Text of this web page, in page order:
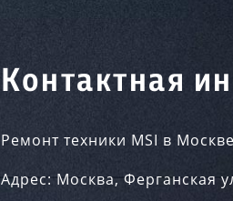
Контактная
Ремонт техники MSI в Москве
Адрес:Москва,Ферганская